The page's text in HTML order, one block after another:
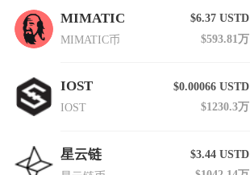
MIMATIC
MIMATIC币
$6.37USTD
$593.81万
IOST
IOST
$0.00066USTD
$1230.3万
星云链 $3.44USTD